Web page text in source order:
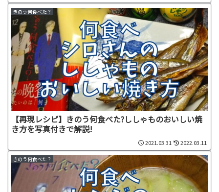
きのう何食べた？
【再現レシピ】きのう何食べた?ししゃものおいしい焼
き方を写真付きで解説!
2021.03.31 2022.03.11
きのう何食べた？